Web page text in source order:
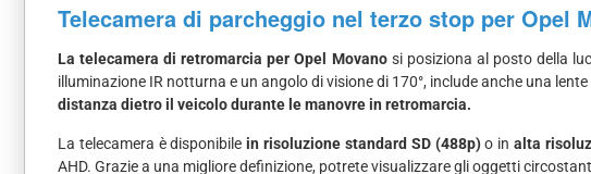
Telecamera di parcheggio nel terzo stop per Opel
La telecamera di retromarcia per Opel Movanosi posiziona al posto della
illuminazione IR notturna e un angolo di visione di 170°, include anche una
distanza dietro il veicolo durante le manovre in retromarcia.
La telecamera è disponibilein risoluzione standard SD (488p)o inalta
AHD. Grazie a una migliore definizione, potrete visualizzare gli oggetti